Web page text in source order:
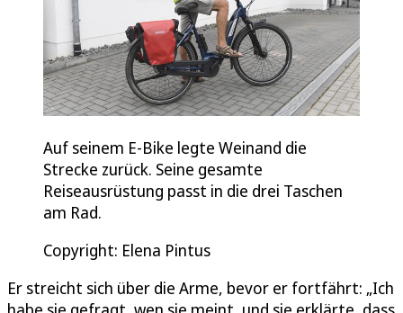
Auf seinem E-Bike legte Weinand die
Strecke zurück. Seine gesamte
Reiseausrüstung passt in die drei Taschen
am Rad.
Copyright: Elena Pintus
Er streicht sich über die Arme, bevor er fortfährt: „Ich